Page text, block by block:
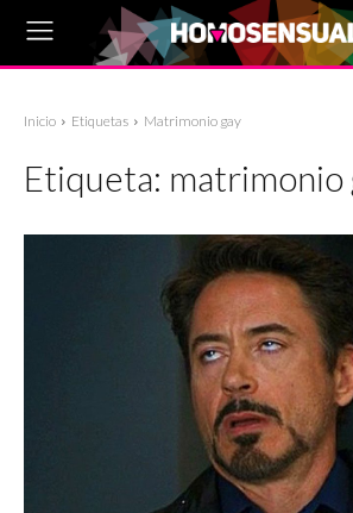
Inicio Etiquetas Matrimonio gay
Etiqueta: matrimonio